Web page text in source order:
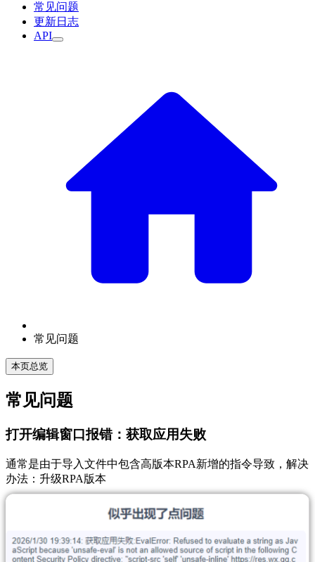
常见问题
更新日志
API
常见问题
本页总览
常见问题
打开编辑窗口报错：获取应用失败
通常是由于导入文件中包含高版本RPA新增的指令导致，解决
办法：升级RPA版本